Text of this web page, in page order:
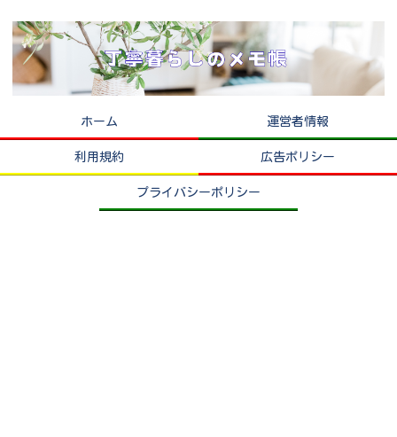
ホーム 運営者情報
利用規約 広告ポリシー
プライバシーポリシー